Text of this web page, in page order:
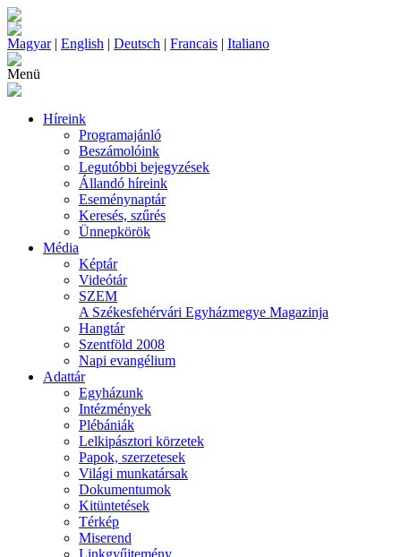
Magyar| English | Deutsch | Francais | Italiano
Menü
Híreink
Programajánló
Beszámolóink
Legutóbbi bejegyzések
Állandó híreink
Eseménynaptár
Keresés, szűrés
Ünnepkörök
Média
Képtár
Videótár
SZEM
A Székesfehérvári Egyházmegye Magazinja
Hangtár
Szentföld 2008
Napi evangélium
Adattár
Egyházunk
Intézmények
Plébániák
Lelkipásztori körzetek
Papok, szerzetesek
Világi munkatársak
Dokumentumok
Kitüntetések
Térkép
Miserend
Linkgyűjtemény